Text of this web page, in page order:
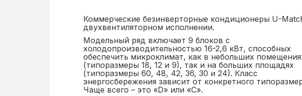
Коммерческие безинверторные кондиционеры U-
двухвентиляторном исполнении.
Модельный ряд включает 9 блоков с
холодопроизводительностью 16-2,6 кВт, способных
обеспечить микроклимат, как в небольших
(типоразмеры 18, 12 и 9), так и на больших площадях
(типоразмеры 60, 48, 42, 36, 30 и 24). Класс
энергосбережения зависит от конкретного
Чаще всего – это «D» или «С».